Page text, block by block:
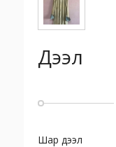
Дээл
Шар дээл